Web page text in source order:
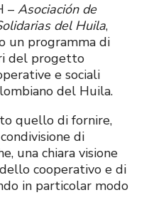
–Asociación de
del Huila,
un programma di
del progetto
e sociali
del Huila.
quello di fornire,
di
una chiara visione
cooperativo e di
in particolar modo